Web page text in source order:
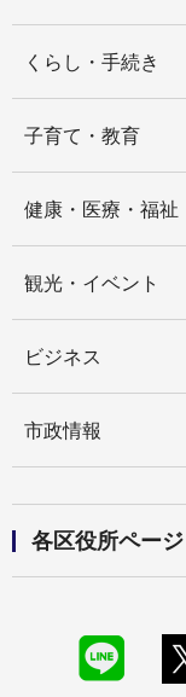
くらし・手続き
子育て・教育
健康・医療・福祉
観光・イベント
ビジネス
市政情報
各区役所ページ